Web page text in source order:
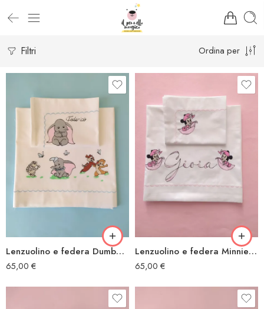
Filtri Ordina per
Lenzuolino e federa Dumbo amici
65,00 €
Lenzuolino e federa Minnie notte
65,00 €